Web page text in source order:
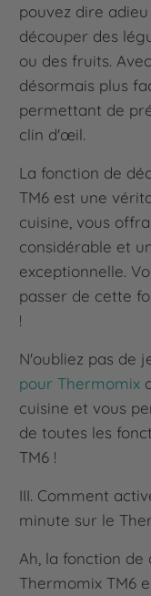
pouvez dire
découper des
ou des fruits.
désormais plus
permettant de
clin d'œil.
La fonction de
TM6 est une
cuisine, vous
considérable et
exceptionnelle.
passer de cette
!
N'oubliez pas de
pour Thermomix
cuisine et vous
de toutes les
TM6 !
III. Comment
minute sur le
Ah, la fonction
Thermomix TM6